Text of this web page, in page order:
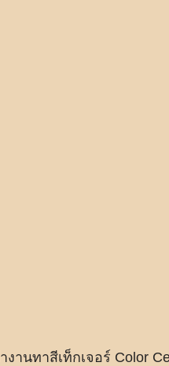
านทาสีเท็กเจอร์ Color